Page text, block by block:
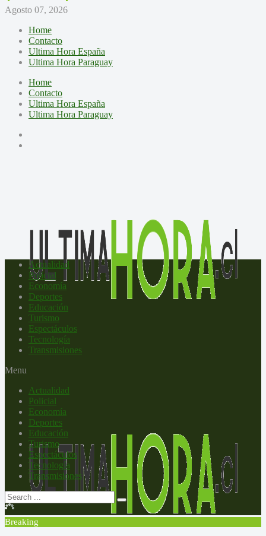
Agosto 07, 2026
Home
Contacto
Ultima Hora España
Ultima Hora Paraguay
Home
Contacto
Ultima Hora España
Ultima Hora Paraguay
Actualidad
Policial
Economía
Deportes
Educación
Turismo
Espectáculos
Tecnología
Transmisiones
Menu
Actualidad
Policial
Economía
Deportes
Educación
Turismo
Espectáculos
Tecnología
Transmisiones
Breaking